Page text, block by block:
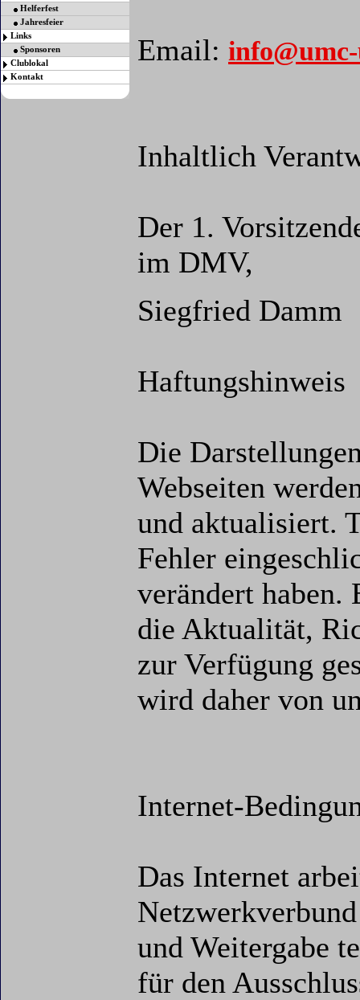
Helferfest
Jahresfeier
Links
Sponsoren
Clublokal
Kontakt
Email:
Inhaltlich
Der 1.
im DMV,
Siegfried Damm
Haftungshinweis
Die
Webseiten
und aktualisiert.
Fehler
verändert haben.
die Aktualität,
zur Verfügung
wird daher von
Internet-
Das Internet
und Weitergabe
für den